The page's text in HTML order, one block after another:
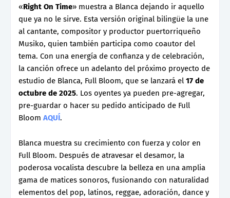
«Right On Time» muestra a Blanca dejando ir aquello
que ya no le sirve. Esta versión original bilingüe la une
al cantante, compositor y productor puertorriqueño
Musiko, quien también participa como coautor del
tema. Con una energía de confianza y de celebración,
la canción ofrece un adelanto del próximo proyecto de
estudio de Blanca, Full Bloom, que se lanzará el 17 de
octubre de 2025. Los oyentes ya pueden pre-agregar,
pre-guardar o hacer su pedido anticipado de Full
Bloom AQUÍ.
Blanca muestra su crecimiento con fuerza y color en
Full Bloom. Después de atravesar el desamor, la
poderosa vocalista descubre la belleza en una amplia
gama de matices sonoros, fusionando con naturalidad
elementos del pop, latinos, reggae, adoración, dance y